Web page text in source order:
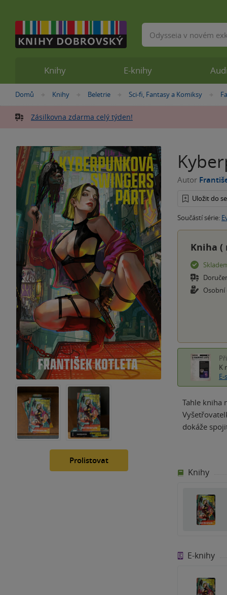
Nacházíte
zde:
Domů »
Knihy »
Beletrie »
Sci-fi, Fantasy a Komiksy »
Zásilkovna zdarma celý týden!
Prolistovat
Autor
Uložit do
Součástí série:
Kniha (
K
Tahle kniha
dokáže
Knihy
E-knihy
Knihy E-knihy
Vyhledávání